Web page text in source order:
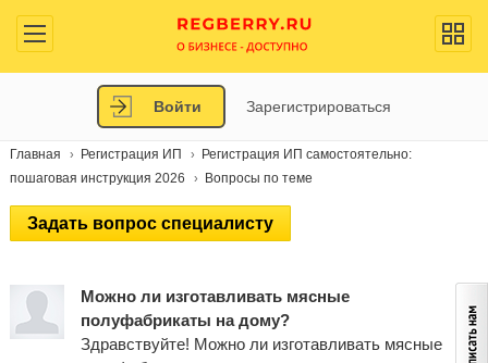
Войти Зарегистрироваться
Главная Регистрация ИП
Регистрация ИП самостоятельно:
пошаговая инструкция 2026
Вопросы по теме
Задать вопрос специалисту
Можно ли изготавливать мясные
полуфабрикаты на дому?
Здравствуйте! Можно ли изготавливать мясные